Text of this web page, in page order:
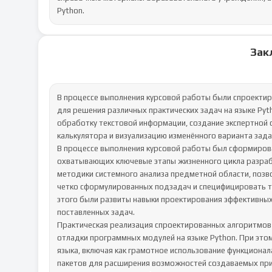
Python.
В процессе выполнения курсовой работы были спроектированы и реализованы программные решения, предназначенные для решения различных практических задач на языке Python. Проект охватывал несколько важных направлений: обработку текстовой информации, создание экспертной системы с графическим интерфейсом, разработку инженерного калькулятора и визуализацию изменённого варианта задачи о Ханойских башнях.
В процессе выполнения курсовой работы был сформирован и углублен комплекс профессиональных компетенций, охватывающих ключевые этапы жизненного цикла разработки программного обеспечения. В частности, были освоены методики системного анализа предметной области, позволяющие декомпозировать общую проблему на совокупность четко сформулированных подзадач и специфицировать требования к будущему программному продукту. На основе этого были развиты навыки проектирования эффективных алгоритмов, являющихся логическим ядром для решения поставленных задач.
Практическая реализация спроектированных алгоритмов осуществлялась посредством разработки и последующей отладки программных модулей на языке Python. При этом был получен ценный опыт работы с экосистемой данного языка, включая как грамотное использование функционала стандартной библиотеки, так и интеграцию сторонних пакетов для расширения возможностей создаваемых приложений.
Значительное внимание было уделено аспектам создания интерактивных приложений. Были освоены принципы проектирования функциональных и эргономичных графических пользовательских интерфейсов с применением инструментария библиотеки tkinter. Параллельно были закреплены навыки организации корректных процедур ввода-вывода данных, а также имплементации механизмов обработки исключительных ситуаций и ошибок.
Реализация данных механизмов обеспечивает робастность и стабильность работы программ, способствуя эффективному и предсказуемому диалогу с конечным пользователем. Кроме того, был приобретен опыт в области наглядной репрезентации алгоритмических процессов и структурированных данных. Освоение техник визуализации информации позволило существенно повысить понятность и интерпретируемость работы созданных программных комплексов.
Помимо этого, работа над проектом позволила освоить приёмы документирования программных решений: подготовку технической документации и пользовательских инструкций, что положительно сказывается на качестве и удобстве эксплуатации разработанных приложений.
Таким образом, поставленные в курсовой работе цели были успешно достигнуты: реализованы программные продукты, соответствующие требованиям задания, а также приобретён ценный опыт самостоятельного анализа, проектирования и реализации информационных систем. Полученные знания и навыки послужат основой для дальнейшего профессионального развития и успешной деятельности в области разработки программного обеспечения.
СПИСОК ИСПОЛЬЗУЕМЫХ ИСТОЧНИКОВ И ЛИТЕРАТУРЫ
Шабанов, А. А. Визуализация алгоритмов и структур данных на языке Python / А. А. Шабанов. — Москва: Инфра-М, 2022. — 192 с.
Никитин, Д. С. Прикладное программирование: от идеи до результата / Д. С. Никитин. — Екатеринбург: УРФУ, 2023. — 168 с.
Лутц, М. Изучаем Python. Том 1: Основы программирования / М. Лутц ; пер. с англ. — 5-е изд. — Санкт-Петербург: Питер, 2020. — 880 с.
ГОСТ Р 7.0.5-2008. Библиографическая ссылка. Общие требования и правила составления. — Введ. 2009-06-01. — М.: Стандартинформ, 2008. — 12 с.
Tkinter GUI Application Development Blueprints / Bhaskar Chaudhary. — Birmingham: Packt Publishing, 2020. — 328 p.
Власов, А. А. Информационные технологии и программирование: учебник для вузов / А. А. Власов. — Санкт-Петербург: Лань, 2021. — 304 с.
Марченко, В. В. Разработка приложений на Python: учебное пособие / В. В. Марченко. — Москва: Директ-Медиа, 2021. — 210 с.
Official Python Documentation. Python Software Foundation, 2024. — [Электронный ресурс]. — URL: https://docs.python.org/3/ (дата обращения: 27.07.2025).
Крамер, А. Python. Карманный справочник / А. Крамер ; пер. с англ. — 4-е изд. — Москва: Диалектика, 2021. — 256 с.
ГОСТ Р 7.0.100-2018. Библиографическая запись. Библиографическое описание. Общие требования и правила составления. — Введ. 2019-07-01. — М.: Стандартинформ, 2019. — 24 с.
ПРИЛОЖЕНИЯ
Приложение А. Листинги кода заданий